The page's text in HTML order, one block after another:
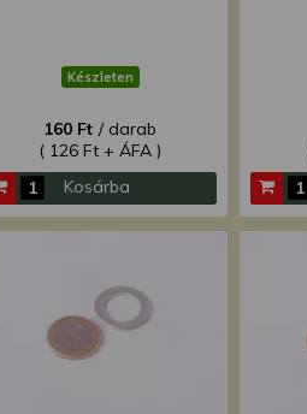
Készleten
160 Ft / darab
( 126 Ft + ÁFA )
Kosárba